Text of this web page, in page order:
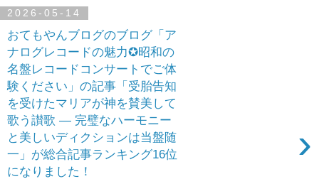
2026-05-14
おてもやんブログのブログ「ア
ナログレコードの魅力✪昭和の
名盤レコードコンサートでご体
験ください」の記事「受胎告知
を受けたマリアが神を賛美して
歌う讃歌 ― 完璧なハーモニー
と美しいディクションは当盤随
一」が総合記事ランキング16位
になりました！
›